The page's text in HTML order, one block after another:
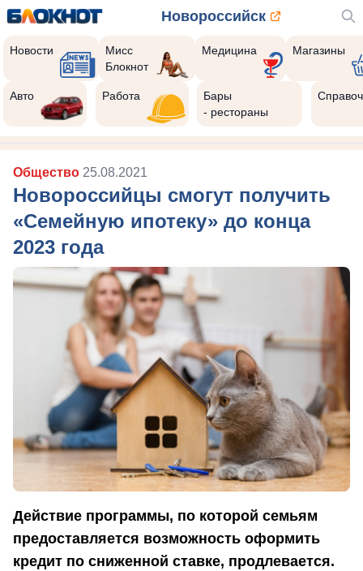
Новороссийск
Новости
Мисс
Блокнот
Медицина Магазины
Авто Работа
Бары
- рестораны
Общество 25.08.2021
Новороссийцы смогут получить
«Семейную ипотеку» до конца
2023 года
Действие программы, по которой семьям
предоставляется возможность оформить
кредит по сниженной ставке, продлевается.